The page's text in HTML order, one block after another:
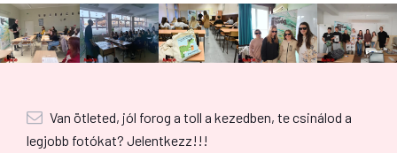
Van ötleted, jól forog a toll a kezedben, te csinálod a
legjobb fotókat? Jelentkezz!!!